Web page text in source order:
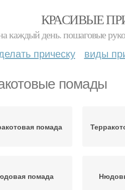
КРАСИВЫЕ
каждый день. пошаговые
прическу виды
помады
помада
помада